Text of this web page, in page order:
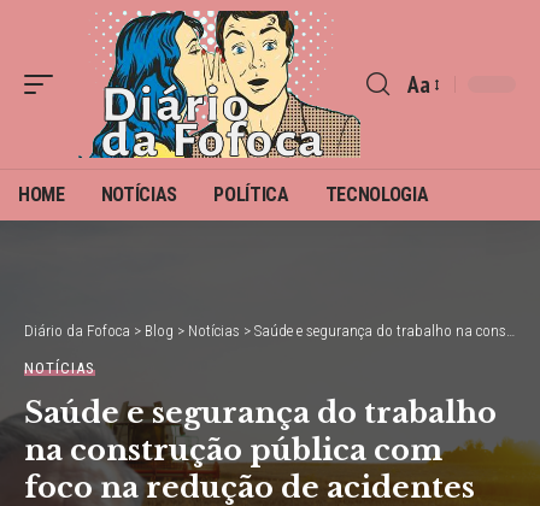
Font
Aa
HOME NOTÍCIAS POLÍTICA TECNOLOGIA
Diário da Fofoca > Blog > Notícias > Saúde e segurança do trabalho na construção pública com foco na redução de acidentes
NOTÍCIAS
Saúde e segurança do trabalho
na construção pública com
foco na redução de acidentes